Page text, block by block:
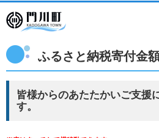
ふるさと納税寄付金
皆様からのあたたかいご支援
す。